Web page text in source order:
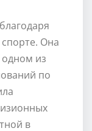
Она
одном из
по
в